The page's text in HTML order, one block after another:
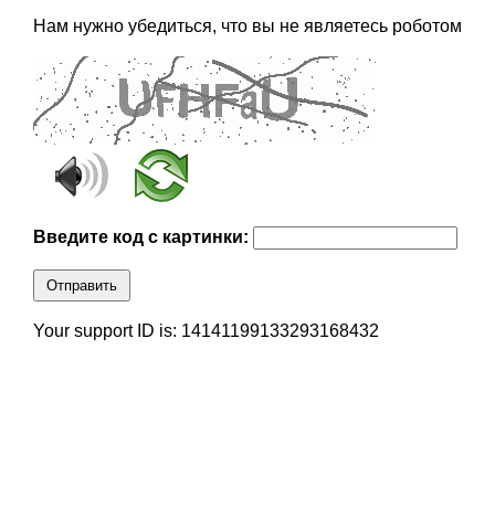
Нам нужно убедиться, что вы не являетесь роботом
Введите код с картинки:
Отправить
Your support ID is: 14141199133293168432